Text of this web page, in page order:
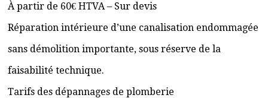
À partir de 60€ HTVA – Sur devis
Réparation intérieure d’une canalisation endommagée
sans démolition importante, sous réserve de la
faisabilité technique.
Tarifs des dépannages de plomberie